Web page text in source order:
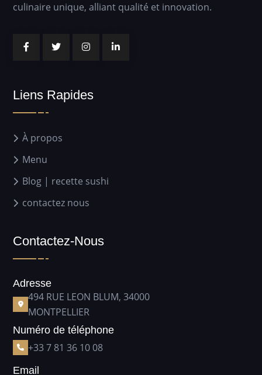
culinaire unique, alliant qualité et innovation.
Liens Rapides
À propos
Menu
Blog | recette sushi
contactez nous
Contactez-Nous
Adresse
494 RUE LEON BLUM, 34000
MONTPELLIER
Numéro de téléphone
+33 7 81 36 10 08
Email